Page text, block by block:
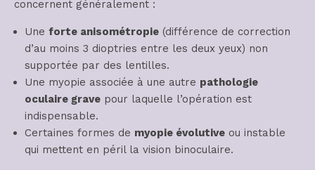
concernent généralement :
Une forte anisométropie (différence de correction
d’au moins 3 dioptries entre les deux yeux) non
supportée par des lentilles.
Une myopie associée à une autre pathologie
oculaire grave pour laquelle l’opération est
indispensable.
Certaines formes de myopie évolutive ou instable
qui mettent en péril la vision binoculaire.